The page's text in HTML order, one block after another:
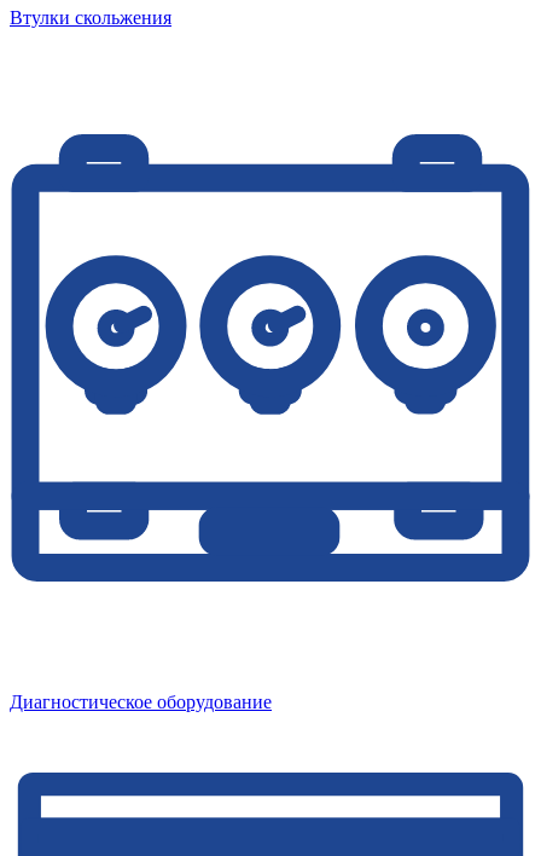
Втулки скольжения
Диагностическое оборудование